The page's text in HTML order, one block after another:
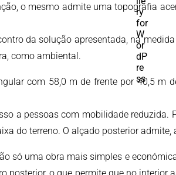
o mesmo admite uma topografia
da solução apresentada, na
como ambiental.
com 58,0 m de frente por 40,5 m
a pessoas com mobilidade
do terreno. O alçado posterior
só uma obra mais simples e